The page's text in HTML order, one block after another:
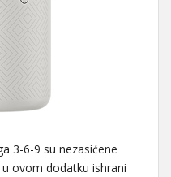
3-6-9 su nezasićene
ovom dodatku ishrani